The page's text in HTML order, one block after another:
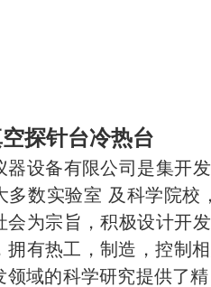
探针台冷热台
器设备有限公司是集开
多数实验室 及科学院
会为宗旨，积极设计开
拥有热工，制造，控制
领域的科学研究提供了